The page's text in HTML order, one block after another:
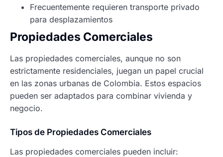
Frecuentemente requieren transporte privado
para desplazamientos
Propiedades Comerciales
Las propiedades comerciales, aunque no son
estrictamente residenciales, juegan un papel crucial
en las zonas urbanas de Colombia. Estos espacios
pueden ser adaptados para combinar vivienda y
negocio.
Tipos de Propiedades Comerciales
Las propiedades comerciales pueden incluir: